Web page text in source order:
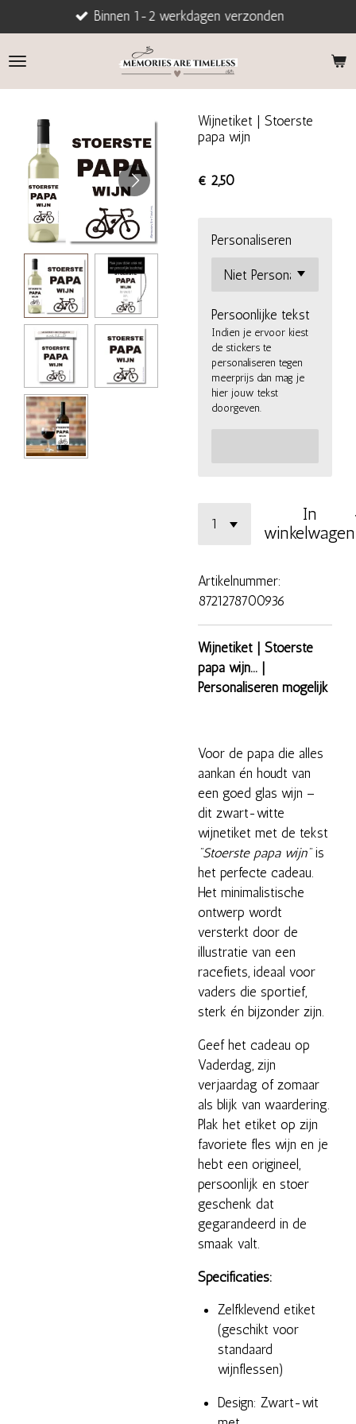
direct
naar
Binnen 1-2 werkdagen verzonden
Wijnetiket | Stoerste
papa wijn
€ 2,50
Personaliseren
Persoonlijke tekst
Indien je ervoor kiest
de stickers te
personaliseren tegen
meerprijs dan mag je
hier jouw tekst
doorgeven.
In
winkelwagen
Artikelnummer:
8721278700936
Wijnetiket | Stoerste
papa wijn... |
Personaliseren mogelijk
Voor de papa die alles
aankan én houdt van
een goed glas wijn –
dit zwart-witte
wijnetiket met de tekst
"Stoerste papa wijn"is
het perfecte cadeau.
Het minimalistische
ontwerp wordt
versterkt door de
illustratie van een
racefiets, ideaal voor
vaders die sportief,
sterk én bijzonder zijn.
Geef het cadeau op
Vaderdag, zijn
verjaardag of zomaar
als blijk van waardering.
Plak het etiket op zijn
favoriete fles wijn en je
hebt een origineel,
persoonlijk en stoer
geschenk dat
gegarandeerd in de
smaak valt.
Specificaties:
Zelfklevend etiket
(geschikt voor
standaard
wijnflessen)
Design: Zwart-wit